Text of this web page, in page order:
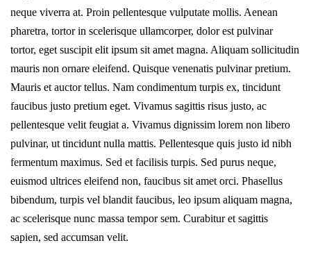
neque viverra at. Proin pellentesque vulputate mollis. Aenean
pharetra, tortor in scelerisque ullamcorper, dolor est pulvinar
tortor, eget suscipit elit ipsum sit amet magna. Aliquam sollicitudin
mauris non ornare eleifend. Quisque venenatis pulvinar pretium.
Mauris et auctor tellus. Nam condimentum turpis ex, tincidunt
faucibus justo pretium eget. Vivamus sagittis risus justo, ac
pellentesque velit feugiat a. Vivamus dignissim lorem non libero
pulvinar, ut tincidunt nulla mattis. Pellentesque quis justo id nibh
fermentum maximus. Sed et facilisis turpis. Sed purus neque,
euismod ultrices eleifend non, faucibus sit amet orci. Phasellus
bibendum, turpis vel blandit faucibus, leo ipsum aliquam magna,
ac scelerisque nunc massa tempor sem. Curabitur et sagittis
sapien, sed accumsan velit.